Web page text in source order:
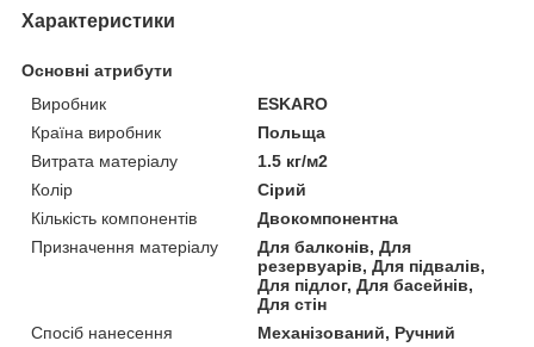
Характеристики
Основні атрибути
Виробник
ESKARO
Країна виробник
Польща
Витрата матеріалу
1.5 кг/м2
Колір
Сірий
Кількість компонентів
Двокомпонентна
Призначення матеріалу
Для балконів, Для
резервуарів, Для підвалів,
Для підлог, Для басейнів,
Для стін
Спосіб нанесення
Механізований, Ручний